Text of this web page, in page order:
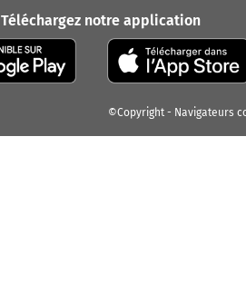
Téléchargez notre application
©Copyright Navigateurs